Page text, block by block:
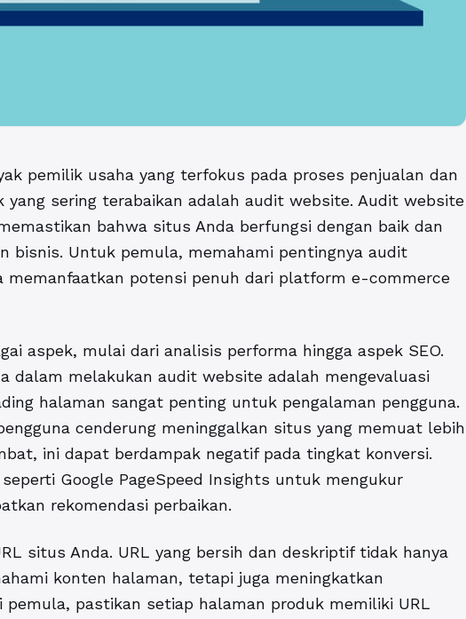
pemilik usaha yang terfokus pada proses penjualan dan
yang sering terabaikan adalah audit website. Audit website
bahwa situs Anda berfungsi dengan baik dan
bisnis. Untuk pemula, memahami pentingnya audit
memanfaatkan potensi penuh dari platform e-commerce
aspek, mulai dari analisis performa hingga aspek SEO.
dalam melakukan audit website adalah mengevaluasi
halaman sangat penting untuk pengalaman pengguna.
cenderung meninggalkan situs yang memuat lebih
ini dapat berdampak negatif pada tingkat konversi.
Google PageSpeed Insights untuk mengukur
rekomendasi perbaikan.
situs Anda. URL yang bersih dan deskriptif tidak hanya
konten halaman, tetapi juga meningkatkan
pemula, pastikan setiap halaman produk memiliki URL